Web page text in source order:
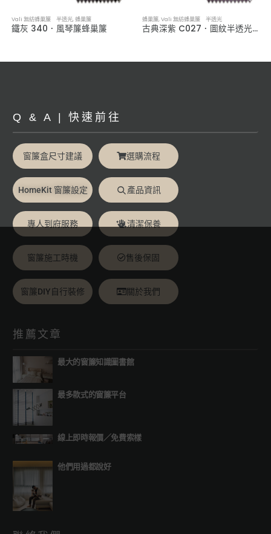
Vali 無紡蜂巢簾 半透光,蜂巢簾
鐵灰 340．風琴簾蜂巢簾
蜂巢簾,Vali 無紡蜂巢簾 半透光
古典深紫 C027．圖紋半透光蜂巢簾
Q & A | 快速前往
窗簾盒尺寸建議 選購流程
HomeKit 窗簾設定 產品資訊
專人到府服務 清潔保養
窗簾施工時機 售後保固
窗簾DIY自行裝修 關於我們
推薦文章
最大的窗簾知識圖書館
最多款式的窗簾平台
線上即時報價／免費索樣
他們用過都說好